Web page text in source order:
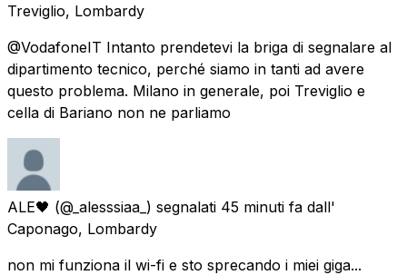
Treviglio, Lombardy
@VodafoneIT Intanto prendetevi la briga di segnalare al
dipartimento tecnico, perché siamo in tanti ad avere
questo problema. Milano in generale, poi Treviglio e
cella di Bariano non ne parliamo
ALE🖤 (@_alesssiaa_) segnalati 45 minuti fa dall'
Caponago, Lombardy
non mi funziona il wi-fi e sto sprecando i miei giga...